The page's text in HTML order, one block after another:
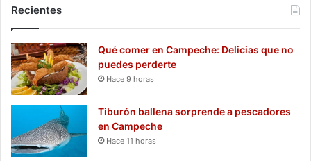
Recientes
Qué comer en Campeche: Delicias que no
puedes perderte
Hace 9 horas
Tiburón ballena sorprende a pescadores
en Campeche
Hace 11 horas